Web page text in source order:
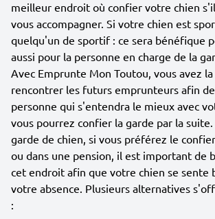
meilleur endroit où confier votre chien
vous accompagner. Si votre chien est
quelqu'un de sportif : ce sera bénéfique
aussi pour la personne en charge de la
Avec Emprunte Mon Toutou, vous avez
rencontrer les futurs emprunteurs afin
personne qui s'entendra le mieux avec
vous pourrez confier la garde par la
garde de chien, si vous préférez le
ou dans une pension, il est important de
cet endroit afin que votre chien se sente
votre absence. Plusieurs alternatives
: